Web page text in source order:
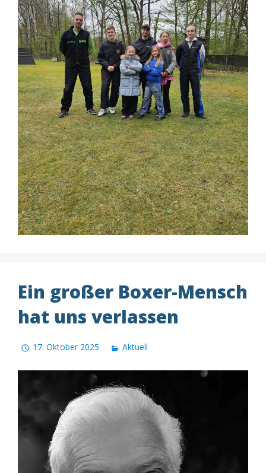
Ein großer Boxer-Mensch
hat uns verlassen
17. Oktober 2025 Aktuell